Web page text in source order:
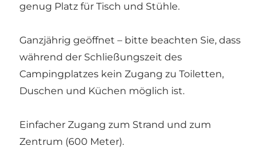
genug Platz für Tisch und Stühle.
Ganzjährig geöffnet – bitte beachten Sie, dass
während der Schließungszeit des
Campingplatzes kein Zugang zu Toiletten,
Duschen und Küchen möglich ist.
Einfacher Zugang zum Strand und zum
Zentrum (600 Meter).